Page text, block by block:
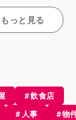
ト
もっと見る
飲食店
人事
物